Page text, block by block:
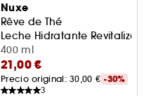
Nuxe
Rêve de Thé
Leche Hidratante
400 ml
21,00 €
Precio original: 30,00 € -30%
3